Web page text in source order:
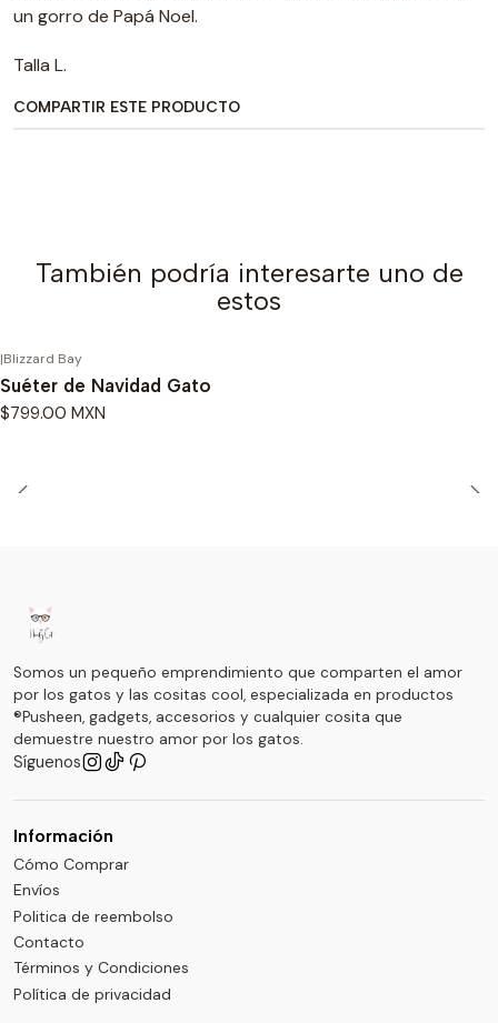
un gorro de Papá Noel.
Talla L.
COMPARTIR ESTE PRODUCTO
También podría interesarte uno de
estos
|Blizzard Bay
Suéter de Navidad Gato
$799.00 MXN
Somos un pequeño emprendimiento que comparten el amor
por los gatos y las cositas cool, especializada en productos
®Pusheen, gadgets, accesorios y cualquier cosita que
demuestre nuestro amor por los gatos.
Síguenos
Información
Cómo Comprar
Envíos
Politica de reembolso
Contacto
Términos y Condiciones
Política de privacidad